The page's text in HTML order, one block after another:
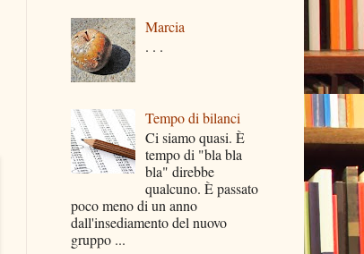
Marcia
. . .
Tempo di bilanci
Ci siamo quasi. È
tempo di "bla bla
bla" direbbe
qualcuno. È passato
poco meno di un anno
dall'insediamento del nuovo
gruppo ...